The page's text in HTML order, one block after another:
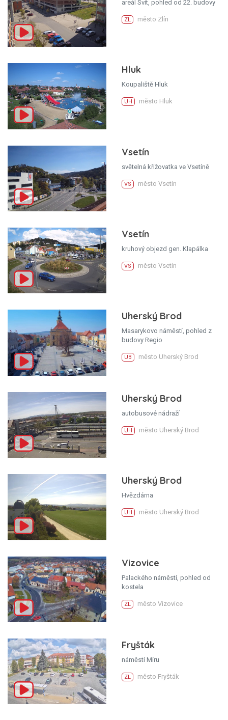
areál Svit, pohled od 22. budovy
ZL město Zlín
Hluk
Koupaliště Hluk
UH město Hluk
Vsetín
světelná křižovatka ve Vsetíně
VS město Vsetín
Vsetín
kruhový objezd gen. Klapálka
VS město Vsetín
Uherský Brod
Masarykovo náměstí, pohled z
budovy Regio
UB město Uherský Brod
Uherský Brod
autobusové nádraží
UH město Uherský Brod
Uherský Brod
Hvězdárna
UH město Uherský Brod
Vizovice
Palackého náměstí, pohled od
kostela
ZL město Vizovice
Fryšták
náměstí Míru
ZL město Fryšták